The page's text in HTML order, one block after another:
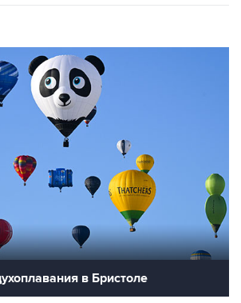
в Бристоле